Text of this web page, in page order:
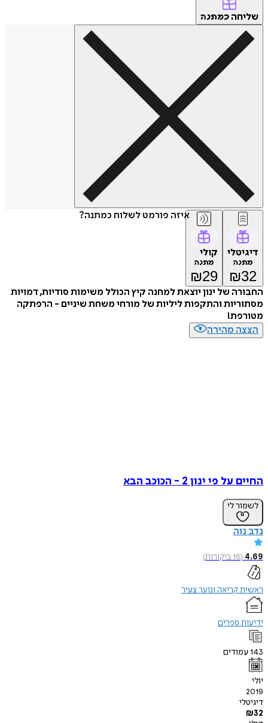
שליחה כמתנה
איזה פורמט לשלוח כמתנה?
דיגיטלי
מתנה
₪32
קולי
מתנה
₪29
החבורה של ינון יוצאת למחנה קיץ הכולל משימות סודיות, דמויות
מסתוריות והתקפות ליליות של מורחי משחת שיניים - הרפתקה
מטורפת!
הצצה מהירה
החיים על פי ינון 2 - הכוכב הבא
לשמור לי
נדב נוה
4.69
(
16ביקורות)
ראשית קריאה ונוער צעיר
ידיעות ספרים
143עמודים
יולי
2019
דיגיטלי
₪32